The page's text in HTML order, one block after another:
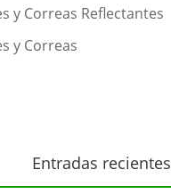
y Correas Reflectantes
y Correas
Entradas recientes